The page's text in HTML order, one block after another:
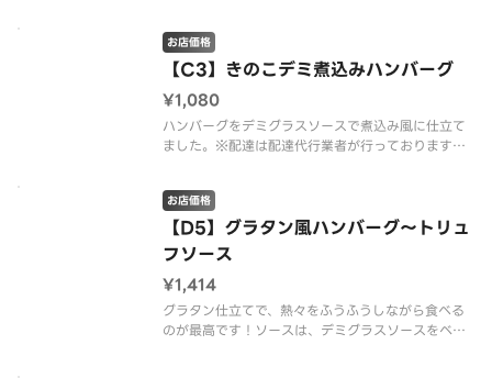
商品の栄養成分・アレルゲン情報は、デニーズのホ
ームページをご確認ください。
【C3】きのこデミ煮込みハンバーグ
お店価格
¥1,080
ハンバーグをデミグラスソースで煮込み風に仕立て
ました。※配達は配達代行業者が行っております。
ホームページをご確認ください。
【D5】グラタン風ハンバーグ～トリュ
フソース
お店価格
¥1,414
グラタン仕立てで、熱々をふうふうしながら食べる
のが最高です！ソースは、デミグラスソースをベー